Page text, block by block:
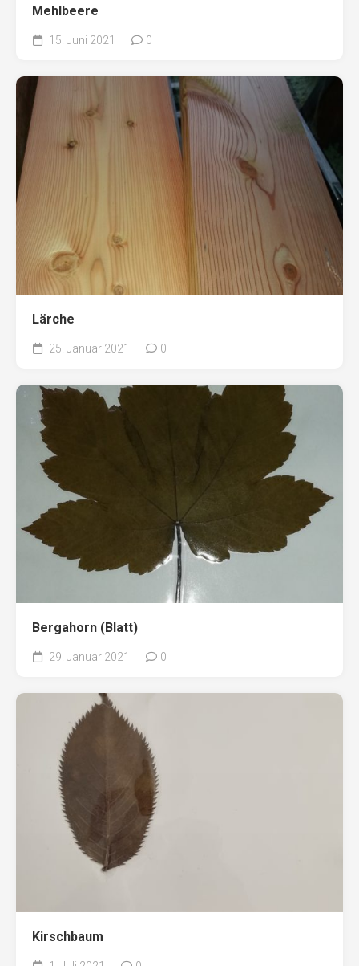
Mehlbeere
15. Juni 2021 0
Lärche
25. Januar 2021 0
Bergahorn (Blatt)
29. Januar 2021 0
Kirschbaum